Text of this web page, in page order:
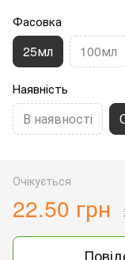
Фасовка
25мл 100мл
Наявність
В наявності
Очікується
22.50 грн